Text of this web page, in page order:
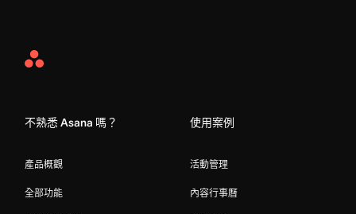
Asana
不熟悉 Asana 嗎？
產品概觀
全部功能
使用案例
活動管理
內容行事曆